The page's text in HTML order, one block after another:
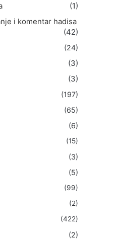
(1)
i komentar hadisa
(42)
(24)
(3)
(3)
(197)
(65)
(6)
(15)
(3)
(5)
(99)
(2)
(422)
(2)